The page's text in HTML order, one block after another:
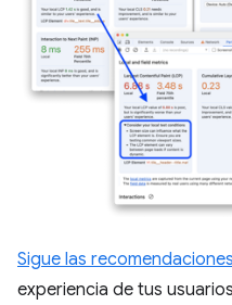
Sigue las recomendaciones
experiencia de tus